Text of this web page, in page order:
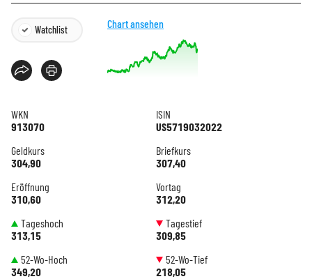
Watchlist Chart ansehen
WKN
913070
ISIN
US5719032022
Geldkurs
304,90
Briefkurs
307,40
Eröffnung
310,60
Vortag
312,20
Tageshoch
313,15
Tagestief
309,85
52-Wo-Hoch
349,20
52-Wo-Tief
218,05